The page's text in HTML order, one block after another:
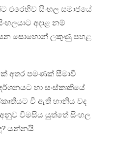
එරෙහිව සිංහල සමාජයේ
අදාළ නම්
යන සොහොන් ලකුණු පහළ
අතර පමණක් සීමාවී
හා සංස්කෘතියේ
වී ඇති හානිය වද
විමසිය යුත්තේ සිංහල
යන්නයි.